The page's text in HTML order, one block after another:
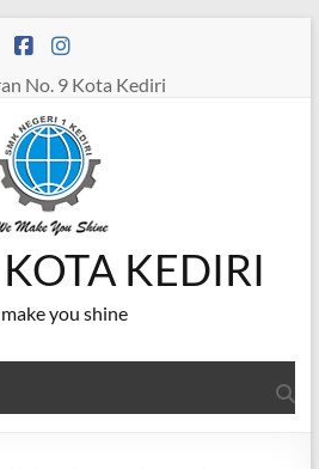
No. 9 Kota Kediri
KEDIRI
you shine